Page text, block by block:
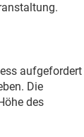
aufgefordert
Die
des